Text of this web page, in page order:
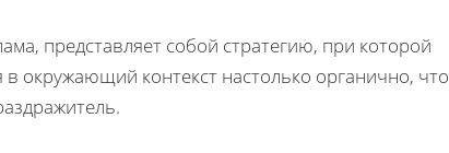
представляет собой стратегию, при которой
окружающий контекст настолько органично, что